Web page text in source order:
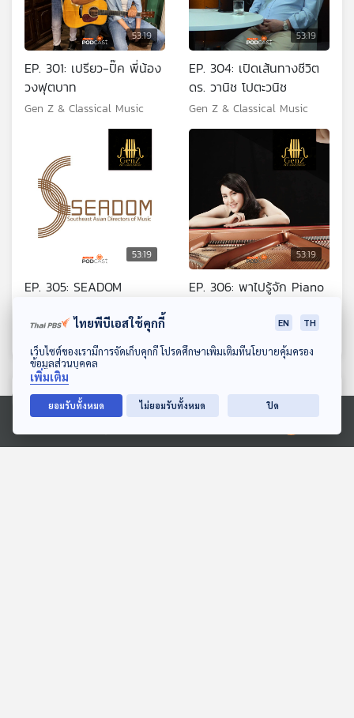
ดาวน์โหลด Thai PBS Podcast Application
Ⓒ 2020 องค์การกระจายเสียงและแพร่ภาพสาธารณะแห่งประเทศไทย
53:19
EP. 301: เปรียว-ปิ๊ค พี่น้อง
วงฟุตบาท
Gen Z & Classical Music
53:19
EP. 304: เปิดเส้นทางชีวิต
ดร. วานิช โปตะวนิช
Gen Z & Classical Music
53:19
EP. 305: SEADOM
Directors of Music
Gen Z & Classical Music
53:19
EP. 306: พาไปรู้จัก Piano
Gen Z & Classical Music
ตอนที่เกี่ยวข้อง
ไทยพีบีเอสใช้คุกกี้ EN TH
เว็บไซต์ของเรามีการจัดเก็บคุกกี้ โปรดศึกษาเพิ่มเติมที่นโยบายคุ้มครอง
ข้อมูลส่วนบุคคล
เพิ่มเติม
ยอมรับทั้งหมด ไม่ยอมรับทั้งหมด ปิด